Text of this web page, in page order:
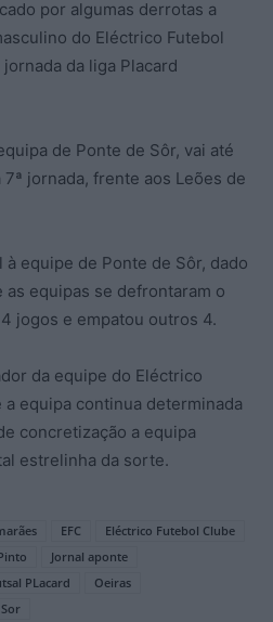
por algumas derrotas a
do Eléctrico Futebol
da liga Placard
de Ponte de Sôr, vai até
jornada, frente aos Leões de
equipe de Ponte de Sôr, dado
as equipas se defrontaram o
jogos e empatou outros 4.
da equipe do Eléctrico
equipa continua determinada
concretização a equipa
estrelinha da sorte.
EFC
Eléctrico Futebol Clube
Jornal aponte
PLacard
Oeiras